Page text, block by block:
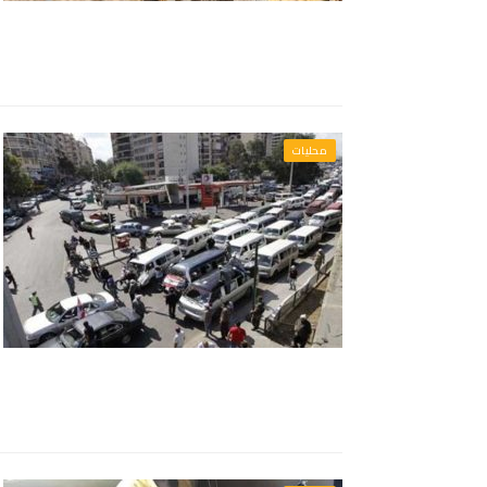
محليات